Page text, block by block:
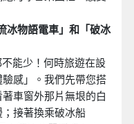
冰物語電車」和「破冰
能少！何時旅遊在設
感」。我們先帶您搭
車窗外那片無垠的白
接著換乘破冰船